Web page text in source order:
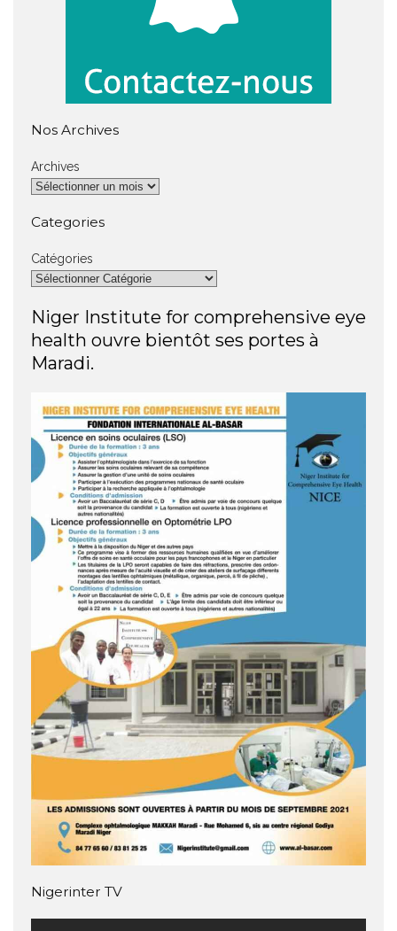
Nos Archives
Archives
Categories
Catégories
Niger Institute for comprehensive eye
health ouvre bientôt ses portes à
Maradi.
Nigerinter TV